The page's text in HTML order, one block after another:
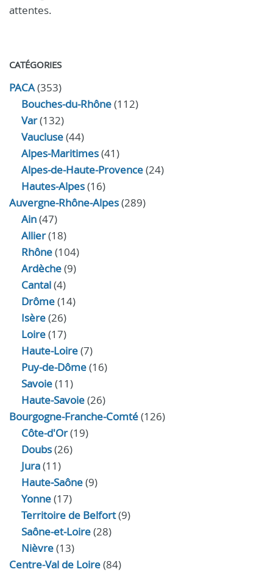
attentes.
CATÉGORIES
PACA(353)
Bouches-du-Rhône(112)
Var(132)
Vaucluse(44)
Alpes-Maritimes(41)
Alpes-de-Haute-Provence(24)
Hautes-Alpes(16)
Auvergne-Rhône-Alpes(289)
Ain(47)
Allier(18)
Rhône(104)
Ardèche(9)
Cantal(4)
Drôme(14)
Isère(26)
Loire(17)
Haute-Loire(7)
Puy-de-Dôme(16)
Savoie(11)
Haute-Savoie(26)
Bourgogne-Franche-Comté(126)
Côte-d'Or(19)
Doubs(26)
Jura(11)
Haute‑Saône(9)
Yonne(17)
Territoire de Belfort(9)
Saône-et-Loire(28)
Nièvre(13)
Centre-Val de Loire(84)